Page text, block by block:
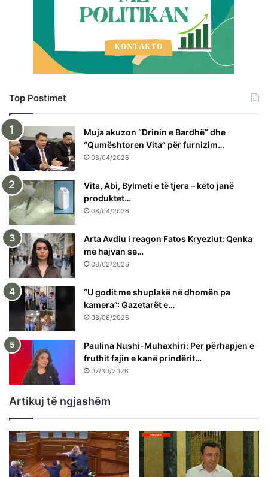
Top Postimet
Muja akuzon “Drinin e Bardhë” dhe
“Qumështoren Vita” për furnizim…
08/04/2026
Vita, Abi, Bylmeti e të tjera – këto janë
produktet…
08/04/2026
Arta Avdiu i reagon Fatos Kryeziut: Qenka
më hajvan se…
08/02/2026
“U godit me shuplakë në dhomën pa
kamera”: Gazetarët e…
08/06/2026
Paulina Nushi-Muhaxhiri: Për përhapjen e
fruthit fajin e kanë prindërit…
07/30/2026
Artikuj të ngjashëm